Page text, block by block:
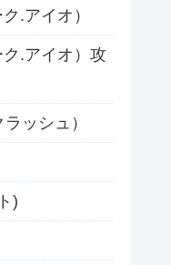
.アイオ）
.アイオ）攻
ッシュ）
)